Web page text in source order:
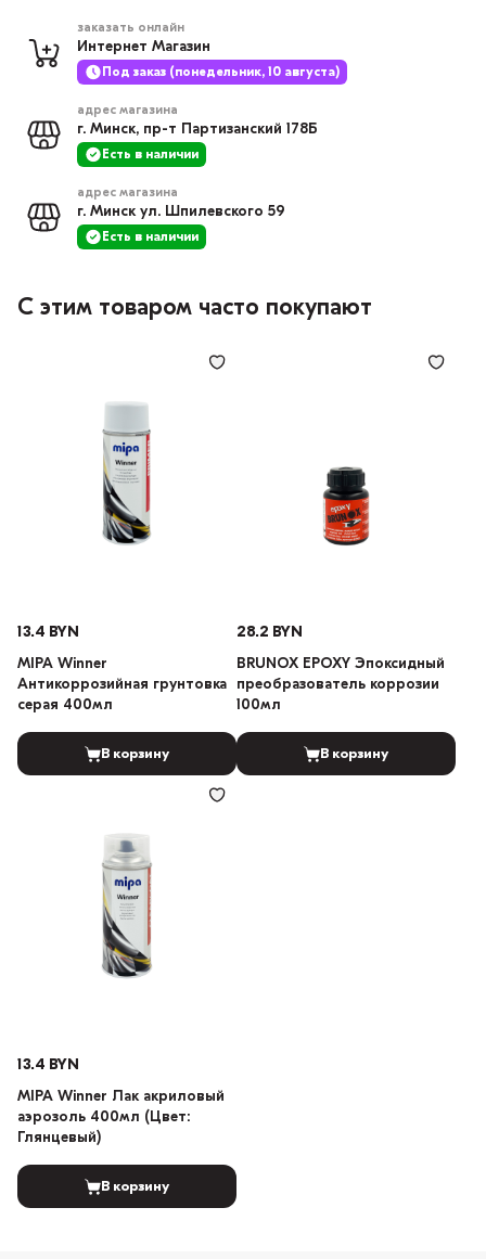
заказать онлайн
Интернет Магазин
Под заказ (понедельник, 10 августа)
адрес магазина
г. Минск, пр-т Партизанский 178Б
Есть в наличии
адрес магазина
г. Минск ул. Шпилевского 59
Есть в наличии
С этим товаром часто покупают
13.4 BYN
MIPA Winner
Антикоррозийная грунтовка
серая 400мл
В корзину
28.2 BYN
BRUNOX EPOXY Эпоксидный
преобразователь коррозии
100мл
В корзину
13.4 BYN
MIPA Winner Лак акриловый
аэрозоль 400мл (Цвет:
Глянцевый)
В корзину